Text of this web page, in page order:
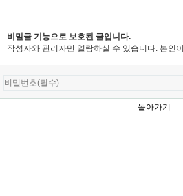
비밀글 기능으로 보호된 글입니다.
작성자와 관리자만 열람하실 수 있습니다. 본인
돌아가기